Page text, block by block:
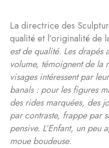
La directrice des
qualité et l’originalité de
est de qualité. Les
volume, témoignent de la
visages intéressent par
banals : pour les figures
des rides marquées, des
par contraste, frappe par
pensive. L’Enfant, un peu
moue boudeuse.